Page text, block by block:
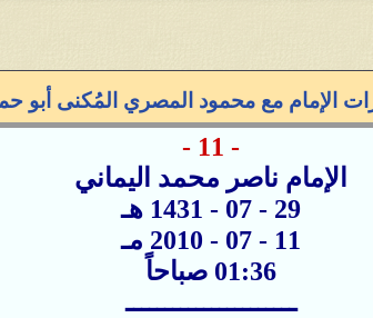
الإمام مع محمود المصري المُكنى أبو
- 11 -
الإمام ناصر محمد اليماني
29 - 07 - 1431 هـ
11 - 07 - 2010 مـ
01:36 صباحاً
ــــــــــــــــــــــ